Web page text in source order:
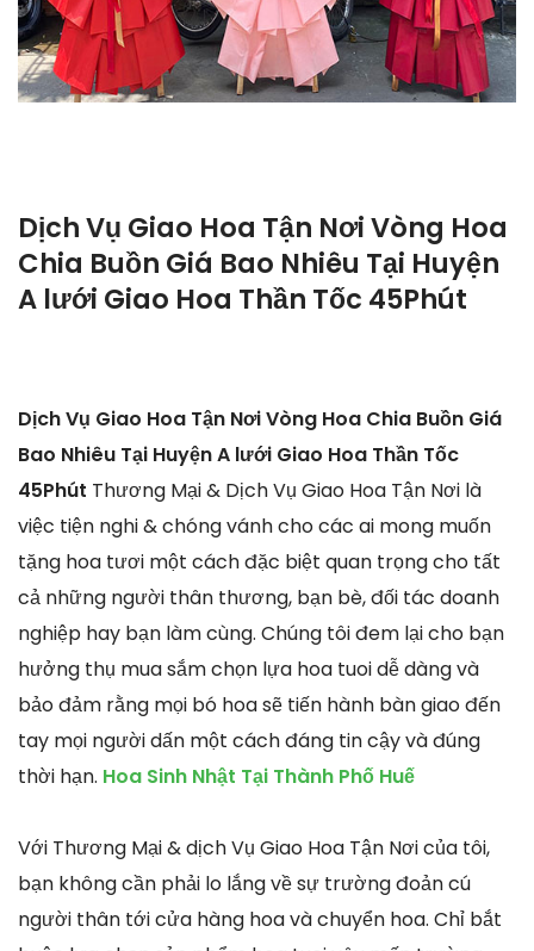
Dịch Vụ Giao Hoa Tận Nơi Vòng Hoa
Chia Buồn Giá Bao Nhiêu Tại Huyện
A lưới Giao Hoa Thần Tốc 45Phút
Dịch Vụ Giao Hoa Tận Nơi Vòng Hoa Chia Buồn Giá
Bao Nhiêu Tại Huyện A lưới Giao Hoa Thần Tốc
45Phút Thương Mại & Dịch Vụ Giao Hoa Tận Nơi là
việc tiện nghi & chóng vánh cho các ai mong muốn
tặng hoa tươi một cách đặc biệt quan trọng cho tất
cả những người thân thương, bạn bè, đối tác doanh
nghiệp hay bạn làm cùng. Chúng tôi đem lại cho bạn
hưởng thụ mua sắm chọn lựa hoa tuoi dễ dàng và
bảo đảm rằng mọi bó hoa sẽ tiến hành bàn giao đến
tay mọi người dấn một cách đáng tin cậy và đúng
thời hạn. Hoa Sinh Nhật Tại Thành Phố Huế
Với Thương Mại & dịch Vụ Giao Hoa Tận Nơi của tôi,
bạn không cần phải lo lắng về sự trường đoản cú
người thân tới cửa hàng hoa và chuyển hoa. Chỉ bắt